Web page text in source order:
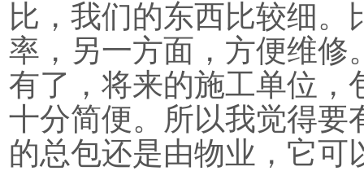
比，我们的东西比较细
率，另一方面，方便维修
有了，将来的施工单位，
十分简便。所以我觉得要
的总包还是由物业，它